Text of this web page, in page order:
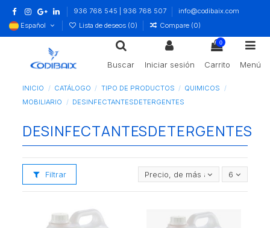
936 768 545 | 936 768 507
info@codibaix.com
Español
Lista de deseos (0) Compare (0)
Buscar Iniciar sesión
0
Carrito Menú
INICIO CATÁLOGO TIPO DE PRODUCTOS
QUIMICOS
MOBILIARIO
DESINFECTANTESDETERGENTES
DESINFECTANTESDETERGENTES
Filtrar Precio, de más alto a más bajo
6